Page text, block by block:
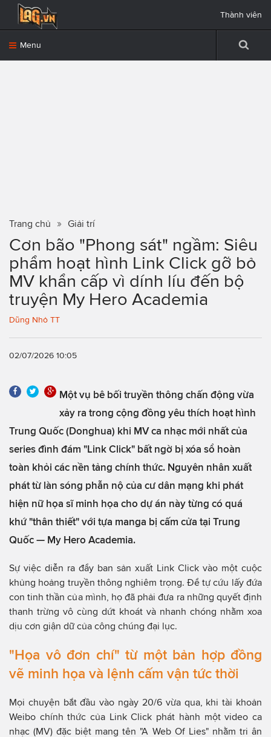
Menu
Thành viên
Trang chủ Giải trí
Cơn bão "Phong sát" ngầm: Siêu
phẩm hoạt hình Link Click gỡ bỏ
MV khẩn cấp vì dính líu đến bộ
truyện My Hero Academia
Dũng Nhỏ TT
02/07/2026 10:05
Một vụ bê bối truyền thông chấn động vừa
xảy ra trong cộng đồng yêu thích hoạt hình
Trung Quốc (Donghua) khi MV ca nhạc mới nhất của
series đình đám "Link Click" bất ngờ bị xóa sổ hoàn
toàn khỏi các nền tảng chính thức. Nguyên nhân xuất
phát từ làn sóng phẫn nộ của cư dân mạng khi phát
hiện nữ họa sĩ minh họa cho dự án này từng có quá
khứ "thân thiết" với tựa manga bị cấm cửa tại Trung
Quốc — My Hero Academia.
Sự việc diễn ra đẩy ban sản xuất Link Click vào một cuộc
khủng hoảng truyền thông nghiêm trọng. Để tự cứu lấy đứa
con tinh thần của mình, họ đã phải đưa ra những quyết định
thanh trừng vô cùng dứt khoát và nhanh chóng nhằm xoa
dịu cơn giận dữ của công chúng đại lục.
"Họa vô đơn chí" từ một bản hợp đồng
vẽ minh họa và lệnh cấm vận tức thời
Mọi chuyện bắt đầu vào ngày 20/6 vừa qua, khi tài khoản
Weibo chính thức của Link Click phát hành một video ca
nhạc (MV) đặc biệt mang tên "A Web Of Lies" nhằm tri ân